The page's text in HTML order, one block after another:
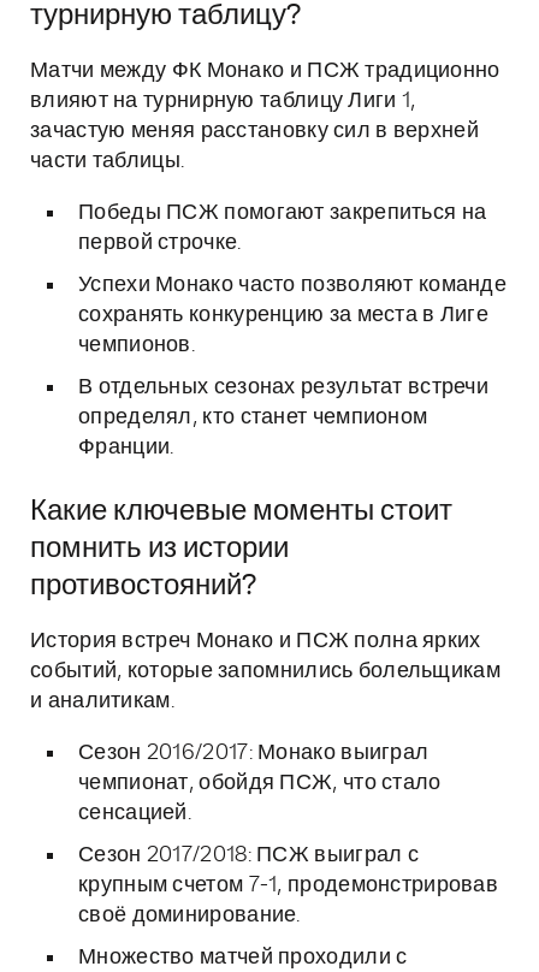
турнирную таблицу?
Матчи между ФК Монако и ПСЖ традиционно
влияют на турнирную таблицу Лиги 1,
зачастую меняя расстановку сил в верхней
части таблицы.
Победы ПСЖ помогают закрепиться на
первой строчке.
Успехи Монако часто позволяют команде
сохранять конкуренцию за места в Лиге
чемпионов.
В отдельных сезонах результат встречи
определял, кто станет чемпионом
Франции.
Какие ключевые моменты стоит
помнить из истории
противостояний?
История встреч Монако и ПСЖ полна ярких
событий, которые запомнились болельщикам
и аналитикам.
Сезон 2016/2017: Монако выиграл
чемпионат, обойдя ПСЖ, что стало
сенсацией.
Сезон 2017/2018: ПСЖ выиграл с
крупным счетом 7-1, продемонстрировав
своё доминирование.
Множество матчей проходили с